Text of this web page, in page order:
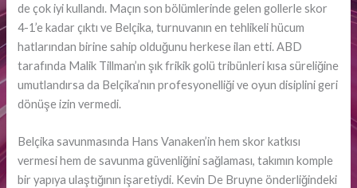
de çok iyi kullandı. Maçın son bölümlerinde gelen gollerle skor
4-1’e kadar çıktı ve Belçika, turnuvanın en tehlikeli hücum
hatlarından birine sahip olduğunu herkese ilan etti. ABD
tarafında Malik Tillman’ın şık frikik golü tribünleri kısa süreliğine
umutlandırsa da Belçika’nın profesyonelliği ve oyun disiplini geri
dönüşe izin vermedi.
Belçika savunmasında Hans Vanaken’in hem skor katkısı
vermesi hem de savunma güvenliğini sağlaması, takımın komple
bir yapıya ulaştığının işaretiydi. Kevin De Bruyne önderliğindeki